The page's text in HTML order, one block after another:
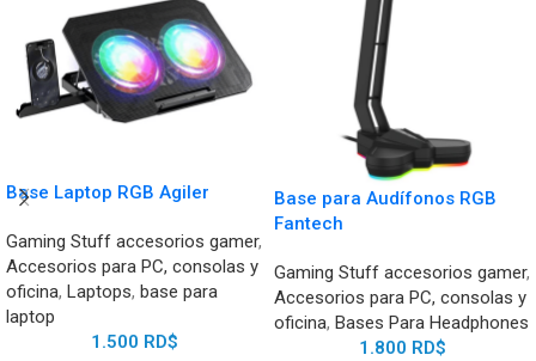
Base Laptop RGB Agiler
Gaming Stuff accesorios gamer,
Accesorios para PC, consolas y
oficina, Laptops, base para
laptop
1.500 RD$
Base para Audífonos RGB
Fantech
Gaming Stuff accesorios gamer,
Accesorios para PC, consolas y
oficina, Bases Para Headphones
1.800 RD$